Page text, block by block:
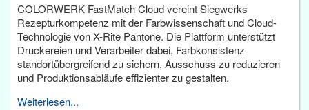
COLORWERK FastMatch Cloud vereint Siegwerks
Rezepturkompetenz mit der Farbwissenschaft und Cloud-
Technologie von X-Rite Pantone. Die Plattform unterstützt
Druckereien und Verarbeiter dabei, Farbkonsistenz
standortübergreifend zu sichern, Ausschuss zu reduzieren
und Produktionsabläufe effizienter zu gestalten.
Weiterlesen...